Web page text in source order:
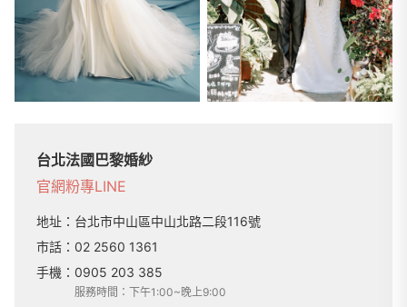
台北法國巴黎婚紗
官網粉專LINE
地址： 台北市中山區中山北路二段116號
市話： 02 2560 1361
手機： 0905 203 385
服務時間：下午1:00~晚上9:00